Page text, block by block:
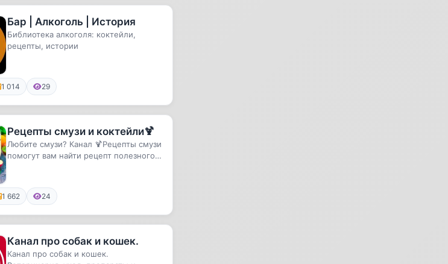
Бар | Алкоголь | История
Библиотека алкоголя: коктейли,
рецепты, истории
1 014 29
Рецепты смузи и коктейли🍹
Любите смузи? Канал 🍹Рецепты смузи
помогут вам найти рецепт полезного и
1 662 24
Канал про собак и кошек.
Канал про собак и кошек.